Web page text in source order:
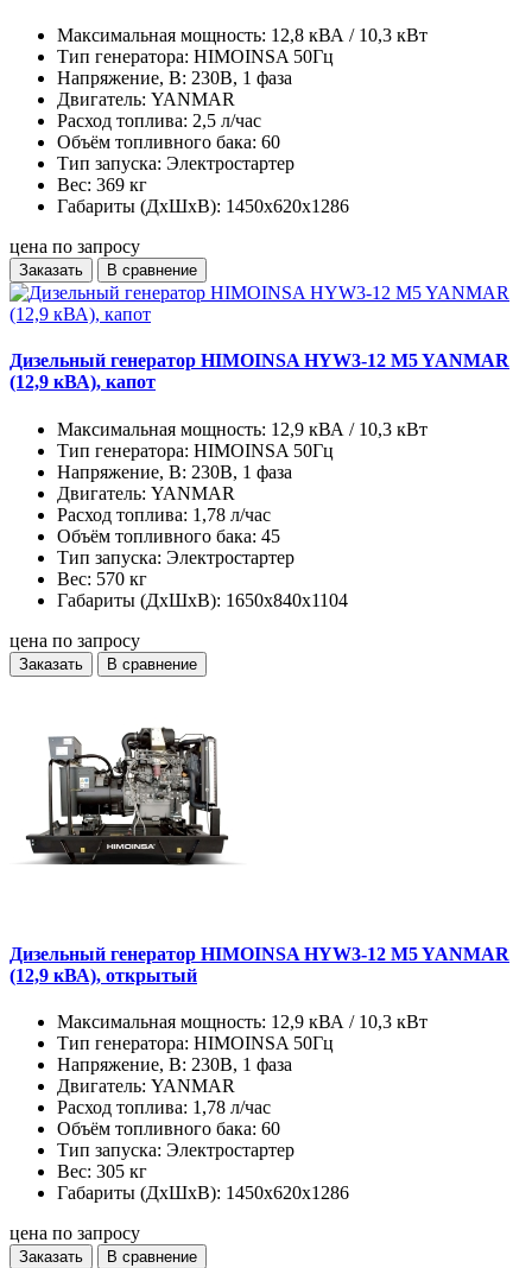
Максимальная мощность: 12,8 кВА / 10,3 кВт
Тип генератора: HIMOINSA 50Гц
Напряжение, В: 230В, 1 фаза
Двигатель: YANMAR
Расход топлива: 2,5 л/час
Объём топливного бака: 60
Тип запуска: Электростартер
Вес: 369 кг
Габариты (ДхШхВ): 1450x620x1286
цена по запросу
Заказать В сравнение
Дизельный генератор HIMOINSA HYW3-12 M5 YANMAR
(12,9 кВА), капот
Максимальная мощность: 12,9 кВА / 10,3 кВт
Тип генератора: HIMOINSA 50Гц
Напряжение, В: 230В, 1 фаза
Двигатель: YANMAR
Расход топлива: 1,78 л/час
Объём топливного бака: 45
Тип запуска: Электростартер
Вес: 570 кг
Габариты (ДхШхВ): 1650x840x1104
цена по запросу
Заказать В сравнение
Дизельный генератор HIMOINSA HYW3-12 M5 YANMAR
(12,9 кВА), открытый
Максимальная мощность: 12,9 кВА / 10,3 кВт
Тип генератора: HIMOINSA 50Гц
Напряжение, В: 230В, 1 фаза
Двигатель: YANMAR
Расход топлива: 1,78 л/час
Объём топливного бака: 60
Тип запуска: Электростартер
Вес: 305 кг
Габариты (ДхШхВ): 1450x620x1286
цена по запросу
Заказать В сравнение